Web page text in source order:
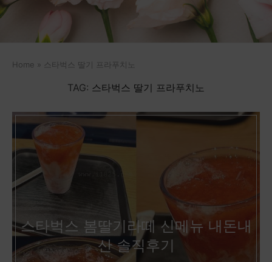
Home » 스타벅스 딸기 프라푸치노
TAG: 스타벅스 딸기 프라푸치노
스타벅스 봄딸기라떼 신메뉴 내돈내
산 솔직후기